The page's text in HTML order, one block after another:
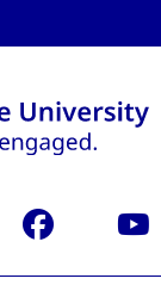
Facebook